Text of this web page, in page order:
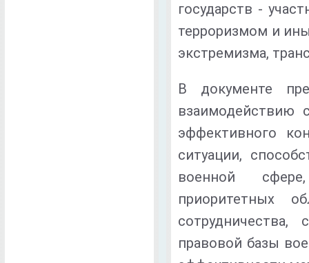
государств -
терроризмом и
экстремизма,
В документе
взаимодействию
эффективного
ситуации,
военной
приоритетных
сотрудничества,
правовой базы